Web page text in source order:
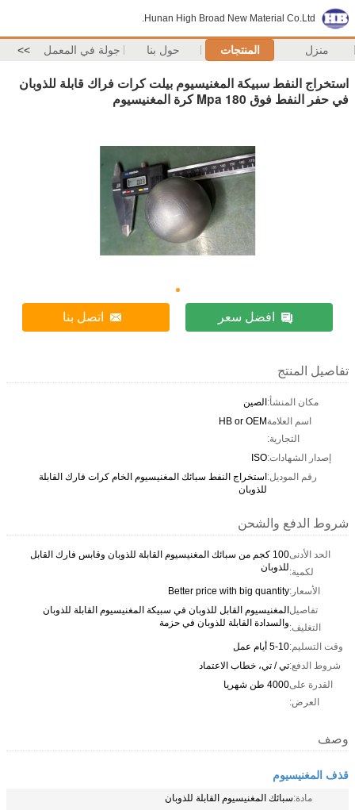
Hunan High Broad New Material Co.Ltd.
منزل المنتجات حول بنا جولة في المعمل >>
استخراج النفط سبيكة المغنيسيوم بيلت كرات فراك قابلة للذوبان
في حفر النفط فوق 180 Mpa كرة المغنيسيوم
افضل سعر اتصل بنا
تفاصيل المنتج
مكان المنشأ:الصين
اسم العلامة
التجارية:
HB or OEM
إصدار الشهادات:ISO
رقم الموديل:استخراج النفط سبائك المغنيسيوم الخام كرات فارك القابلة
للذوبان
شروط الدفع والشحن
الحد الأدنى
لكمية:
100 كجم من سبائك المغنيسيوم القابلة للذوبان وقابس فارك القابل
للذوبان
الأسعار:Better price with big quantity
تفاصيل
التغليف:
المغنيسيوم القابل للذوبان في سبيكة المغنيسيوم القابلة للذوبان
والسدادة القابلة للذوبان في حزمة
وقت التسليم:5-10 أيام عمل
شروط الدفع:تي / تي، خطاب الاعتماد
القدرة على
العرض:
4000 طن شهريا
وصف
قذف المغنيسيوم
مادة:سبائك المغنيسيوم القابلة للذوبان